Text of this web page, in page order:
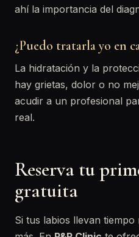
ahí la importancia del
¿Puedo tratarla yo en
La hidratación y la
hay grietas, dolor o no
acudir a un profesional
real.
Reserva tu
gratuita
Si tus labios llevan